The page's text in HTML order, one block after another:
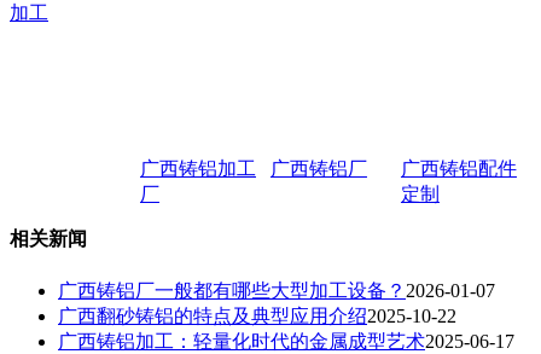
加工
广西铸铝加工
厂
广西铸铝厂
广西铸铝配件
定制
相关新闻
广西铸铝厂一般都有哪些大型加工设备？ 2026-01-07
广西翻砂铸铝的特点及典型应用介绍2025-10-22
广西铸铝加工：轻量化时代的金属成型艺术2025-06-17